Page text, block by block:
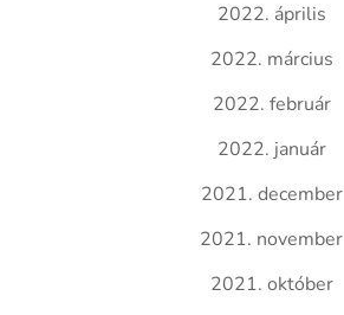
2022. április
2022. március
2022. február
2022. január
2021. december
2021. november
2021. október